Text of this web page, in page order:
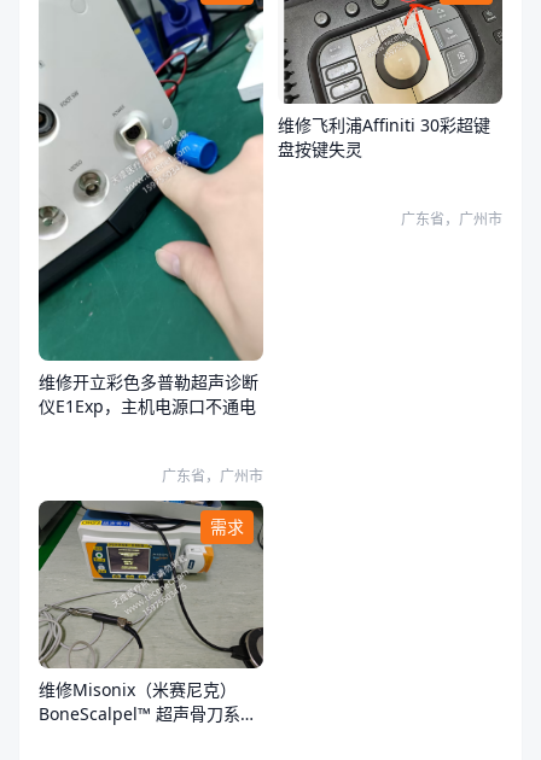
维修开立彩色多普勒超声诊断
仪E1Exp，主机电源口不通电
广东省，广州市
维修飞利浦Affiniti 30彩超键
盘按键失灵
广东省，广州市
需求
维修Misonix（米赛尼克）
BoneScalpel™ 超声骨刀系统